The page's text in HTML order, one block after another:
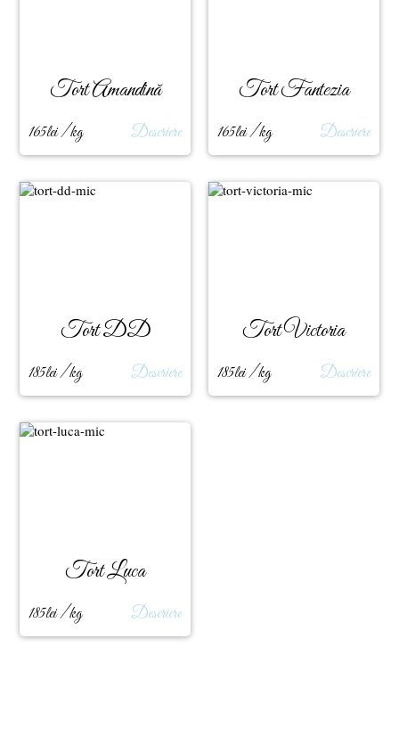
Tort Amandină
165lei / kg Descriere
Tort Fantezia
165lei / kg Descriere
Tort DD
185lei / kg Descriere
Tort Victoria
185lei / kg Descriere
Tort Luca
185lei / kg Descriere